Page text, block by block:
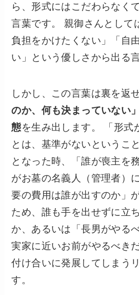
ら、形式にはこだわらなく
言葉です。 親御さんとして
負担をかけたくない」「自
い」という優しさから出る
しかし、この言葉は裏を返せ
のか、何も決まっていない
態を生み出します。 「形式
とは、基準がないというこ
となった時、「誰が喪主を
がお墓の名義人（管理者）
要の費用は誰が出すのか」
ため、誰も手を出せずに立
か、あるいは「長男がやる
実家に近いお前がやるべき
付け合いに発展してしまう
す。